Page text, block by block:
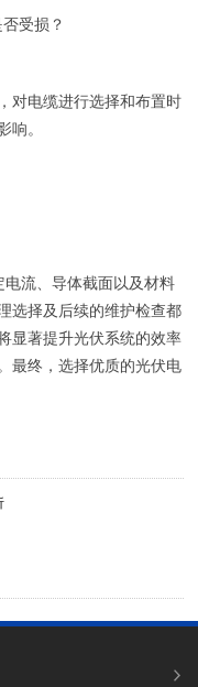
受损？
对电缆进行选择和布置时
响。
流、导体截面以及材料
选择及后续的维护检查都
显著提升光伏系统的效率
最终，选择优质的光伏电